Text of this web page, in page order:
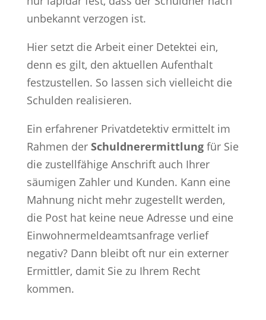
unbekannt verzogen ist.
Hier setzt die Arbeit einer Detektei ein,
denn es gilt, den aktuellen Aufenthalt
festzustellen. So lassen sich vielleicht die
Schulden realisieren.
Ein erfahrener Privatdetektiv ermittelt im
Rahmen der Schuldnerermittlungfür Sie
die zustellfähige Anschrift auch Ihrer
säumigen Zahler und Kunden. Kann eine
Mahnung nicht mehr zugestellt werden,
die Post hat keine neue Adresse und eine
Einwohnermeldeamtsanfrage verlief
negativ? Dann bleibt oft nur ein externer
Ermittler, damit Sie zu Ihrem Recht
kommen.